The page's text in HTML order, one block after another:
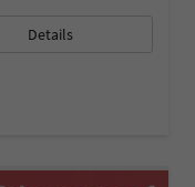
Details